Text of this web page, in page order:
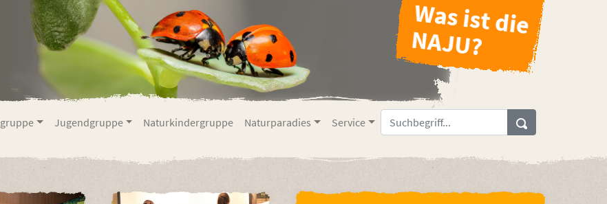
Jugendgruppe Naturkindergruppe Naturparadies Service